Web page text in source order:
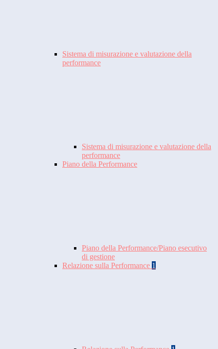
Sistema di misurazione e valutazione della
performance
Sistema di misurazione e valutazione della
performance
Piano della Performance
Piano della Performance/Piano esecutivo
di gestione
Relazione sulla Performance 1